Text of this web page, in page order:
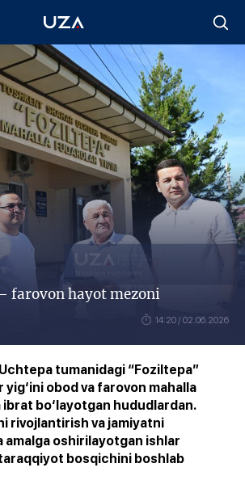
farovon hayot mezoni
14:20 / 02.06.2026
tumanidagi “Foziltepa”
obod va farovon mahalla
bo‘layotgan hududlardan.
rivojlantirish va jamiyatni
oshirilayotgan ishlar
bosqichini boshlab